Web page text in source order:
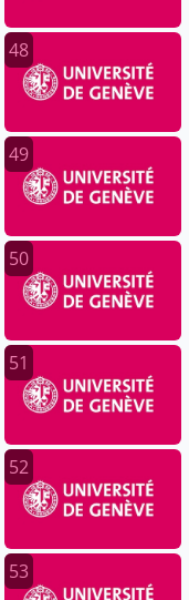
48
49
50
51
52
53